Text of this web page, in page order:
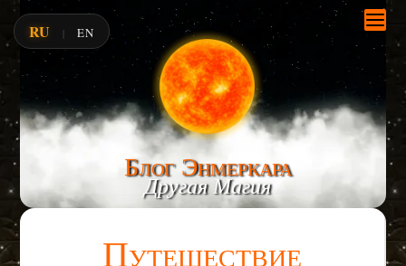
Блог Энмеркара
Другая Магия
Путешествие
RU | EN